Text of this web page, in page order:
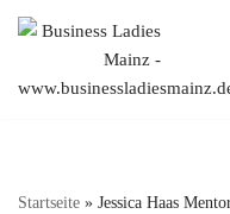
Inhalt
Startseite » Jessica Haas